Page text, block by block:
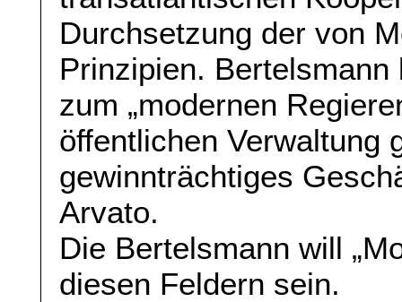
Durchsetzung der von
Prinzipien.
zum „modernen
öffentlichen Verwaltung
gewinnträchtiges
Arvato.
Die Bertelsmann will
diesen Feldern sein.